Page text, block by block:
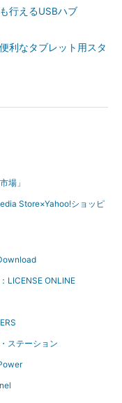
行えるUSBハブ
利なタブレット用スタ
場」
Store×Yahoo!ショッピ
LICENSE ONLINE
ステーション